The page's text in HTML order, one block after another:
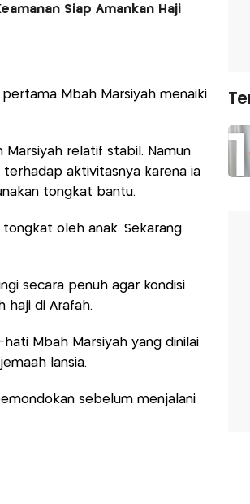
Siap Amankan Haji
pertama Mbah Marsiyah menaiki
Marsiyah relatif stabil. Namun
aktivitasnya karena ia
tongkat bantu.
oleh anak. Sekarang
secara penuh agar kondisi
haji di Arafah.
Mbah Marsiyah yang dinilai
lansia.
sebelum menjalani